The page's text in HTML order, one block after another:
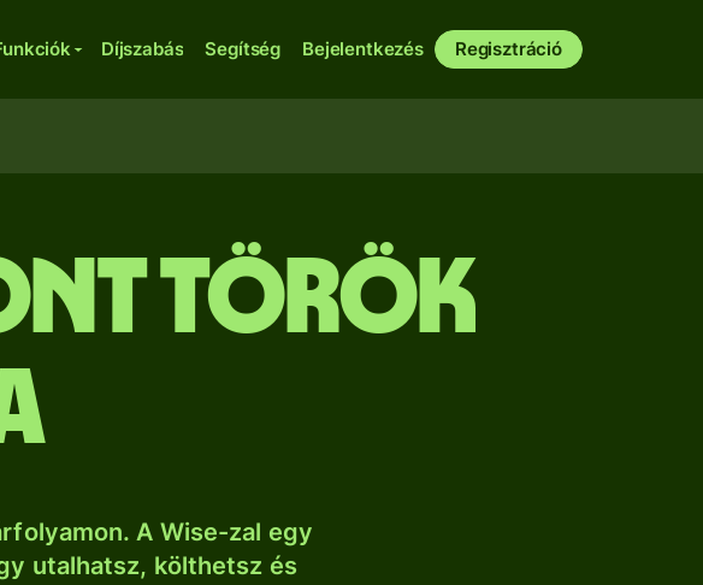
Díjszabás Segítség Bejelentkezés Regisztráció
török
A Wise-zal egy
utalhatsz, költhetsz és